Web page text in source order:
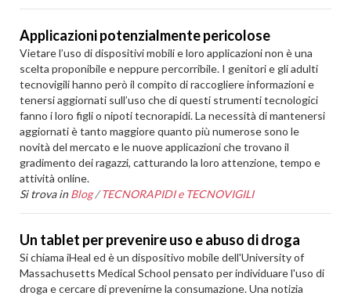
Applicazioni potenzialmente pericolose
Vietare l’uso di dispositivi mobili e loro applicazioni non è una
scelta proponibile e neppure percorribile. I genitori e gli adulti
tecnovigili hanno però il compito di raccogliere informazioni e
tenersi aggiornati sull’uso che di questi strumenti tecnologici
fanno i loro figli o nipoti tecnorapidi. La necessità di mantenersi
aggiornati è tanto maggiore quanto più numerose sono le
novità del mercato e le nuove applicazioni che trovano il
gradimento dei ragazzi, catturando la loro attenzione, tempo e
attività online.
Si trova in Blog /TECNORAPIDI e TECNOVIGILI
Un tablet per prevenire uso e abuso di droga
Si chiama iHeal ed è un dispositivo mobile dell'University of
Massachusetts Medical School pensato per individuare l'uso di
droga e cercare di prevenirne la consumazione. Una notizia